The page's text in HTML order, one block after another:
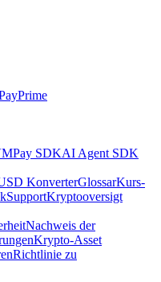
Prime
Pay SDKAI Agent SDK
KonverterGlossarKurs-
SupportKryptooversigt
Nachweis der
Krypto-Asset
Richtlinie zu